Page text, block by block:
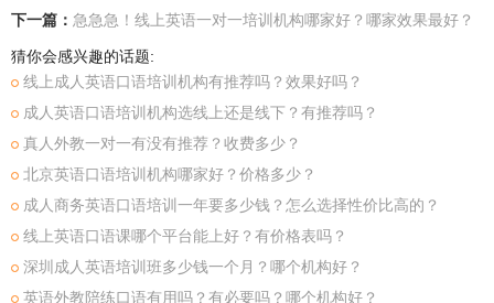
下一篇： 急急急！线上英语一对一培训机构哪家好？哪家效果最好？
猜你会感兴趣的话题:
线上成人英语口语培训机构有推荐吗？效果好吗？
成人英语口语培训机构选线上还是线下？有推荐吗？
真人外教一对一有没有推荐？收费多少？
北京英语口语培训机构哪家好？价格多少？
成人商务英语口语培训一年要多少钱？怎么选择性价比高的？
线上英语口语课哪个平台能上好？有价格表吗？
深圳成人英语培训班多少钱一个月？哪个机构好？
英语外教陪练口语有用吗？有必要吗？哪个机构好？